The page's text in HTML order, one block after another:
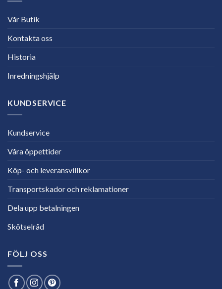
Vår Butik
Kontakta oss
Historia
Inredningshjälp
KUNDSERVICE
Kundservice
Våra öppettider
Köp- och leveransvillkor
Transportskador och reklamationer
Dela upp betalningen
Skötselråd
FÖLJ OSS